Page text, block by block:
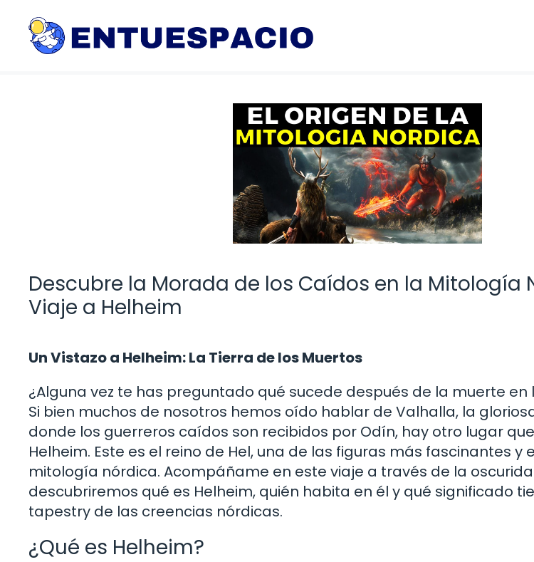
contenido
Descubre la Morada de los Caídos en la Mitología
Viaje a Helheim
Un Vistazo a Helheim: La Tierra de los Muertos
¿Alguna vez te has preguntado qué sucede después de la muerte
Si bien muchos de nosotros hemos oído hablar de Valhalla, la
donde los guerreros caídos son recibidos por Odín, hay otro lugar
Helheim. Este es el reino de Hel, una de las figuras más fascinantes y
mitología nórdica. Acompáñame en este viaje a través de la
descubriremos qué es Helheim, quién habita en él y qué significado
tapestry de las creencias nórdicas.
¿Qué es Helheim?